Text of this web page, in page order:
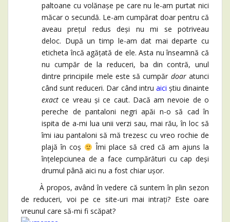
paltoane cu volănașe pe care nu le-am purtat nici
măcar o secundă. Le-am cumpărat doar pentru că
aveau prețul redus deși nu mi se potriveau
deloc. După un timp le-am dat mai departe cu
eticheta încă agățată de ele. Asta nu înseamnă că
nu cumpăr de la reduceri, ba din contră, unul
dintre principiile mele este să cumpăr doaratunci
când sunt reduceri. Dar când intru aici știu dinainte
exact ce vreau și ce caut. Dacă am nevoie de o
pereche de pantaloni negri apăi n-o să cad în
ispita de a-mi lua unii verzi sau, mai rău, în loc să
îmi iau pantaloni să mă trezesc cu vreo rochie de
plajă în coș
Îmi place să cred că am ajuns la
înțelepciunea de a face cumpărături cu cap deși
drumul până aici nu a fost chiar ușor.
À propos, având în vedere că suntem în plin sezon
de reduceri, voi pe ce site-uri mai intrați? Este oare
vreunul care să-mi fi scăpat?